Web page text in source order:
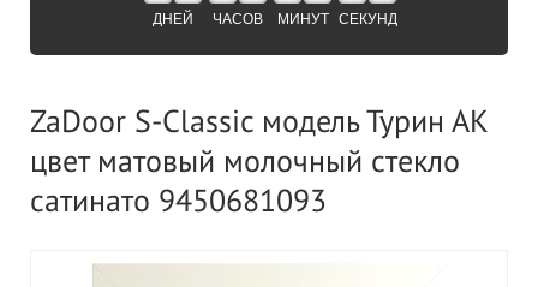
ДНЕЙ ЧАСОВ МИНУТ СЕКУНД
ZaDoor S-Classic модель Турин АК
цвет матовый молочный стекло
сатинато 9450681093